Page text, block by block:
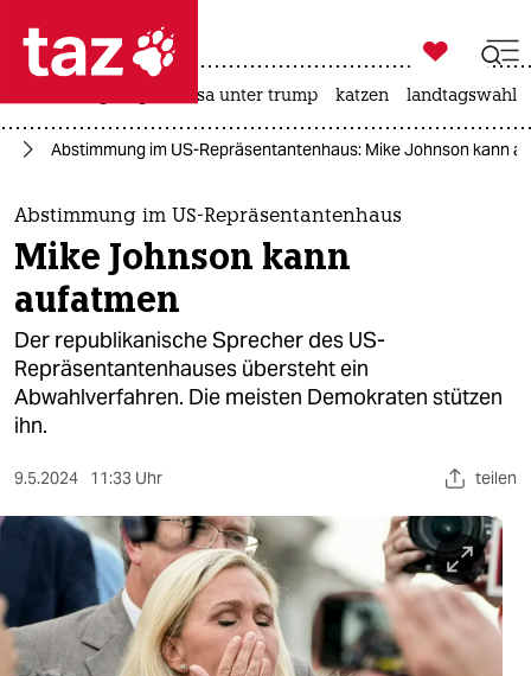
 taz zahl ich
taz zahl ich
themen
politik
öko
gesellschaft
kultur
sport
berlin
nord
wahrheit

taz zahl ich
usa unter trump katzen landtagswahl
Abstimmung im US-Repräsentantenhaus: Mike Johnson kann
Abstimmung im US-Repräsentantenhaus
Mike Johnson kann
aufatmen
Der republikanische Sprecher des US-
Repräsentantenhauses übersteht ein
Abwahlverfahren. Die meisten Demokraten stützen
ihn.
9.5.2024 11:33 Uhr teilen